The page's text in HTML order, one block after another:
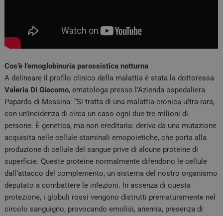
Cos’è l’emoglobinuria parossistica notturna
A delineare il profilo clinico della malattia è stata la dottoressa
Valeria Di Giacomo, ematologa presso l’Azienda ospedaliera
Papardo di Messina: “Si tratta di una malattia cronica ultra-rara,
con un’incidenza di circa un caso ogni due-tre milioni di
persone. È genetica, ma non ereditaria: deriva da una mutazione
acquisita nelle cellule staminali emopoietiche, che porta alla
produzione di cellule del sangue prive di alcune proteine di
superficie. Queste proteine normalmente difendono le cellule
dall’attacco del complemento, un sistema del nostro organismo
deputato a combattere le infezioni. In assenza di questa
protezione, i globuli rossi vengono distrutti prematuramente nel
circolo sanguigno, provocando emolisi, anemia, presenza di